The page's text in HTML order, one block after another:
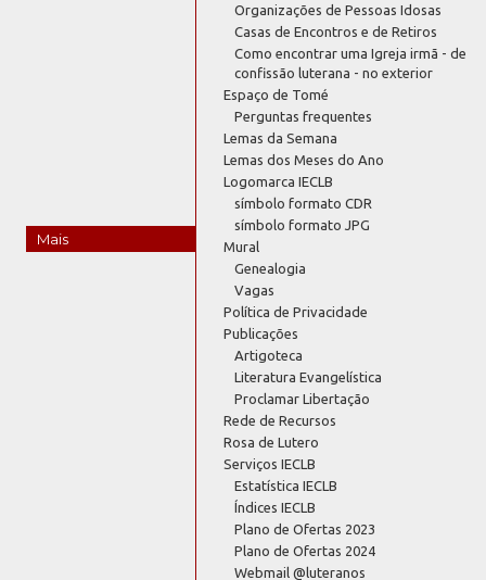
Mais
Organizações de Pessoas Idosas
Casas de Encontros e de Retiros
Como encontrar uma Igreja irmã - de
confissão luterana - no exterior
Espaço de Tomé
Perguntas frequentes
Lemas da Semana
Lemas dos Meses do Ano
Logomarca IECLB
símbolo formato CDR
símbolo formato JPG
Mural
Genealogia
Vagas
Política de Privacidade
Publicações
Artigoteca
Literatura Evangelística
Proclamar Libertação
Rede de Recursos
Rosa de Lutero
Serviços IECLB
Estatística IECLB
Índices IECLB
Plano de Ofertas 2023
Plano de Ofertas 2024
Webmail @luteranos